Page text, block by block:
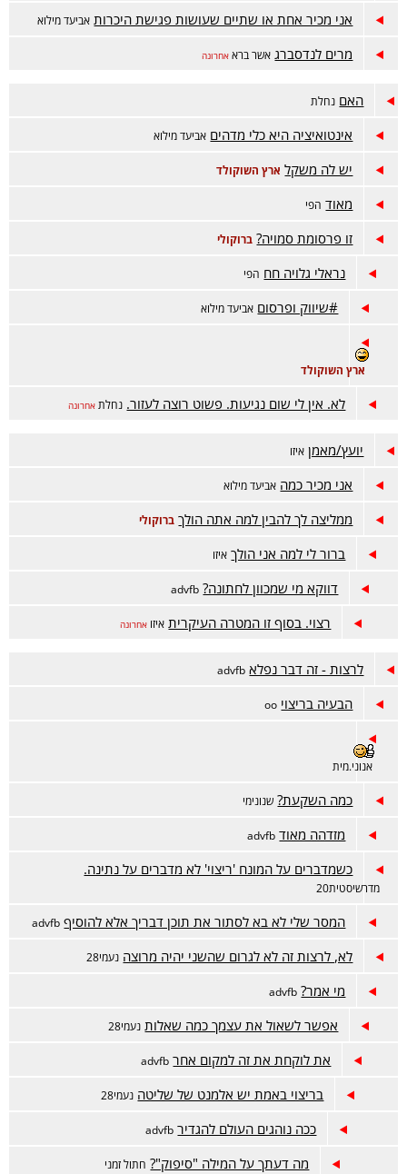
אני מכיר אחת או שתיים שעושות פגישת היכרות אביעד מילוא
מרים לנדסברג אשר ברא אחרונה
האם נחלת
אינטואיציה היא כלי מדהים אביעד מילוא
יש לה משקל ארץ השוקולד
מאוד הפי
זו פרסומת סמויה? ברוקולי
נראלי גלויה חח הפי
#שיווק ופרסום אביעד מילוא
ארץ השוקולד
לא. אין לי שום נגיעות. פשוט רוצה לעזור. נחלת אחרונה
יועץ/מאמן איזו
אני מכיר כמה אביעד מילוא
ממליצה לך להבין למה אתה הולך ברוקולי
ברור לי למה אני הולך איזו
דווקא מי שמכוון לחתונה? advfb
רצוי. בסוף זו המטרה העיקרית איזו אחרונה
לרצות - זה דבר נפלא advfb
הבעיה בריצוי oo
אנוני.מית
כמה השקעת? שנונימי
מזדהה מאוד advfb
כשמדברים על המונח 'ריצוי' לא מדברים על נתינה.
מדרשיסטית20
המסר שלי לא בא לסתור את תוכן דבריך אלא להוסיף advfb
לא, לרצות זה לא לגרום שהשני יהיה מרוצה נעמי28
מי אמר? advfb
אפשר לשאול את עצמך כמה שאלות נעמי28
את לוקחת את זה למקום אחר advfb
בריצוי באמת יש אלמנט של שליטה נעמי28
ככה נוהגים העולם להגדיר advfb
מה דעתך על המילה "סיפוק"? חתול זמני